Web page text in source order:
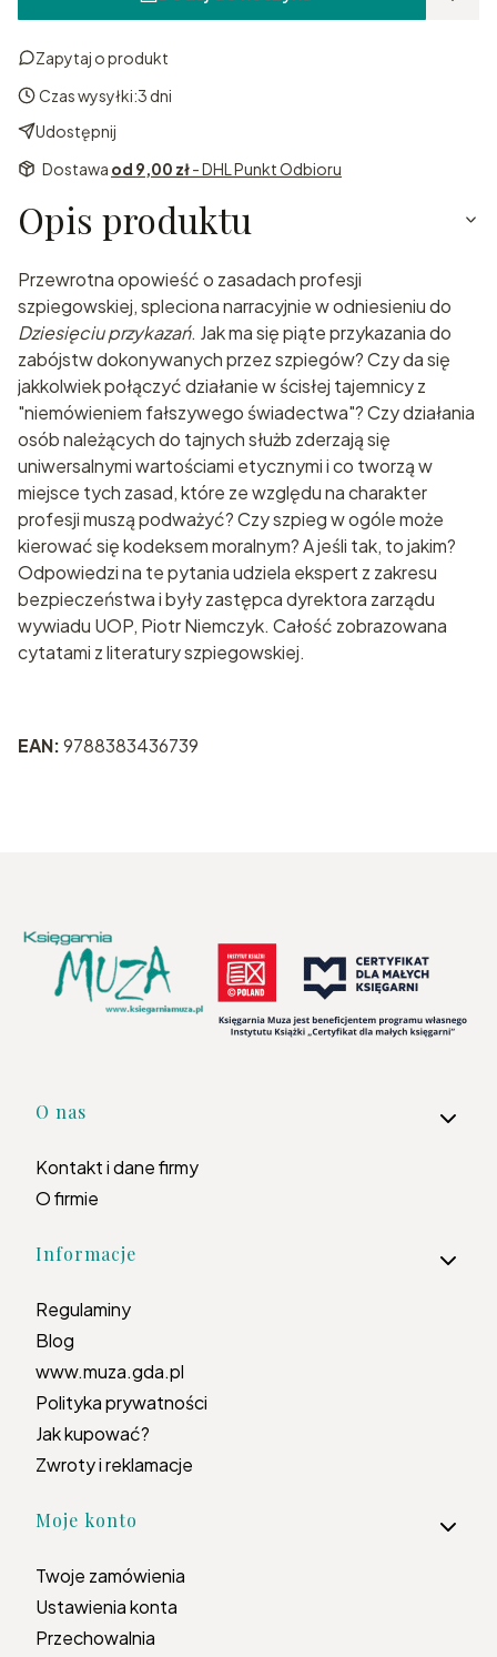
Zapytaj o produkt
Czas wysyłki:3 dni
Udostępnij
Dostawa od 9,00 zł- DHL Punkt Odbioru
Opis produktu
Przewrotna opowieść o zasadach profesji
szpiegowskiej, spleciona narracyjnie w odniesieniu do
Dziesięciu przykazań. Jak ma się piąte przykazania do
zabójstw dokonywanych przez szpiegów? Czy da się
jakkolwiek połączyć działanie w ścisłej tajemnicy z
"niemówieniem fałszywego świadectwa"? Czy działania
osób należących do tajnych służb zderzają się
uniwersalnymi wartościami etycznymi i co tworzą w
miejsce tych zasad, które ze względu na charakter
profesji muszą podważyć? Czy szpieg w ogóle może
kierować się kodeksem moralnym? A jeśli tak, to jakim?
Odpowiedzi na te pytania udziela ekspert z zakresu
bezpieczeństwa i były zastępca dyrektora zarządu
wywiadu UOP, Piotr Niemczyk. Całość zobrazowana
cytatami z literatury szpiegowskiej.
EAN:9788383436739
Linki w stopce
O nas
Kontakt i dane firmy
O firmie
Informacje
Regulaminy
Blog
www.muza.gda.pl
Polityka prywatności
Jak kupować?
Zwroty i reklamacje
Moje konto
Twoje zamówienia
Ustawienia konta
Przechowalnia